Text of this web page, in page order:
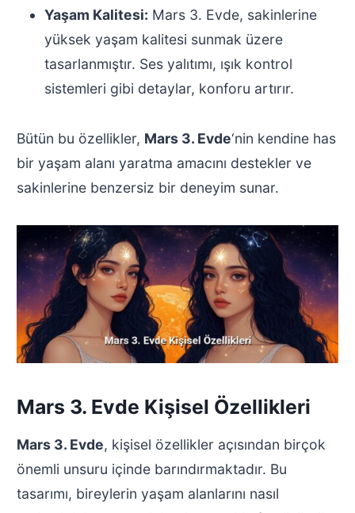
Yaşam Kalitesi: Mars 3. Evde, sakinlerine
yüksek yaşam kalitesi sunmak üzere
tasarlanmıştır. Ses yalıtımı, ışık kontrol
sistemleri gibi detaylar, konforu artırır.
Bütün bu özellikler, Mars 3. Evde‘nin kendine has
bir yaşam alanı yaratma amacını destekler ve
sakinlerine benzersiz bir deneyim sunar.
Mars 3. Evde Kişisel Özellikleri
Mars 3. Evde, kişisel özellikler açısından birçok
önemli unsuru içinde barındırmaktadır. Bu
tasarımı, bireylerin yaşam alanlarını nasıl